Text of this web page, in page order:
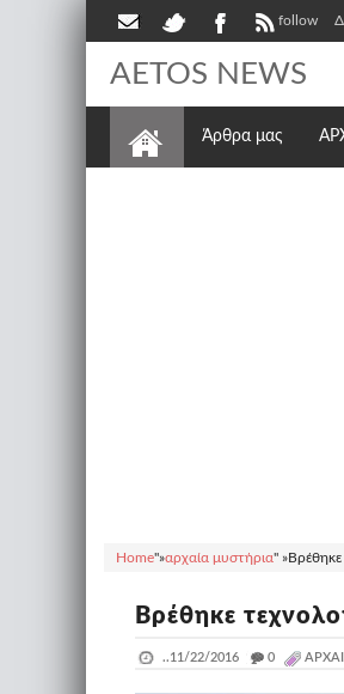
follow
AETOS NEWS
Άρθρα μας
Home"»αρχαία μυστήρια" »Βρέθηκε
Βρέθηκε
..11/22/2016 _ 0